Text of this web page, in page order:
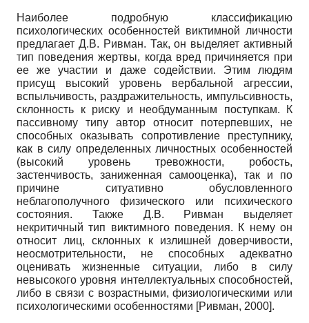
Наиболее подробную классификацию
психологических особенностей виктимной личности
предлагает Д.В. Ривман. Так, он выделяет активный
тип поведения жертвы, когда вред причиняется при
ее же участии и даже содействии. Этим людям
присущ высокий уровень вербальной агрессии,
вспыльчивость, раздражительность, импульсивность,
склонность к риску и необдуманным поступкам. К
пассивному типу автор относит потерпевших, не
способных оказывать сопротивление преступнику,
как в силу определенных личностных особенностей
(высокий уровень тревожности, робость,
застенчивость, заниженная самооценка), так и по
причине ситуативно обусловленного
неблагополучного физического или психического
состояния. Также Д.В. Ривман выделяет
некритичный тип виктимного поведения. К нему он
относит лиц, склонных к излишней доверчивости,
неосмотрительности, не способных адекватно
оценивать жизненные ситуации, либо в силу
невысокого уровня интеллектуальных способностей,
либо в связи с возрастными, физиологическими или
психологическими особенностями [Ривман, 2000].